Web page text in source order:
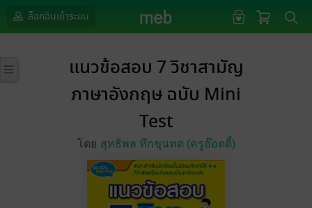
ล็อกอินเข้าระบบ
แนวข้อสอบ 7 วิชาสามัญ
ภาษาอังกฤษ ฉบับ Mini
Test
โดย สุทธิพล หึกขุนทด (ครูอ๊อดดี้)